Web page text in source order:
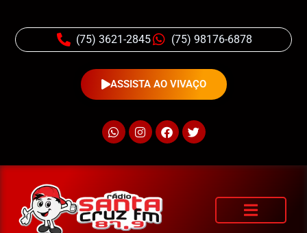
(75) 3621-2845 (75) 98176-6878
ASSISTA AO VIVAÇO